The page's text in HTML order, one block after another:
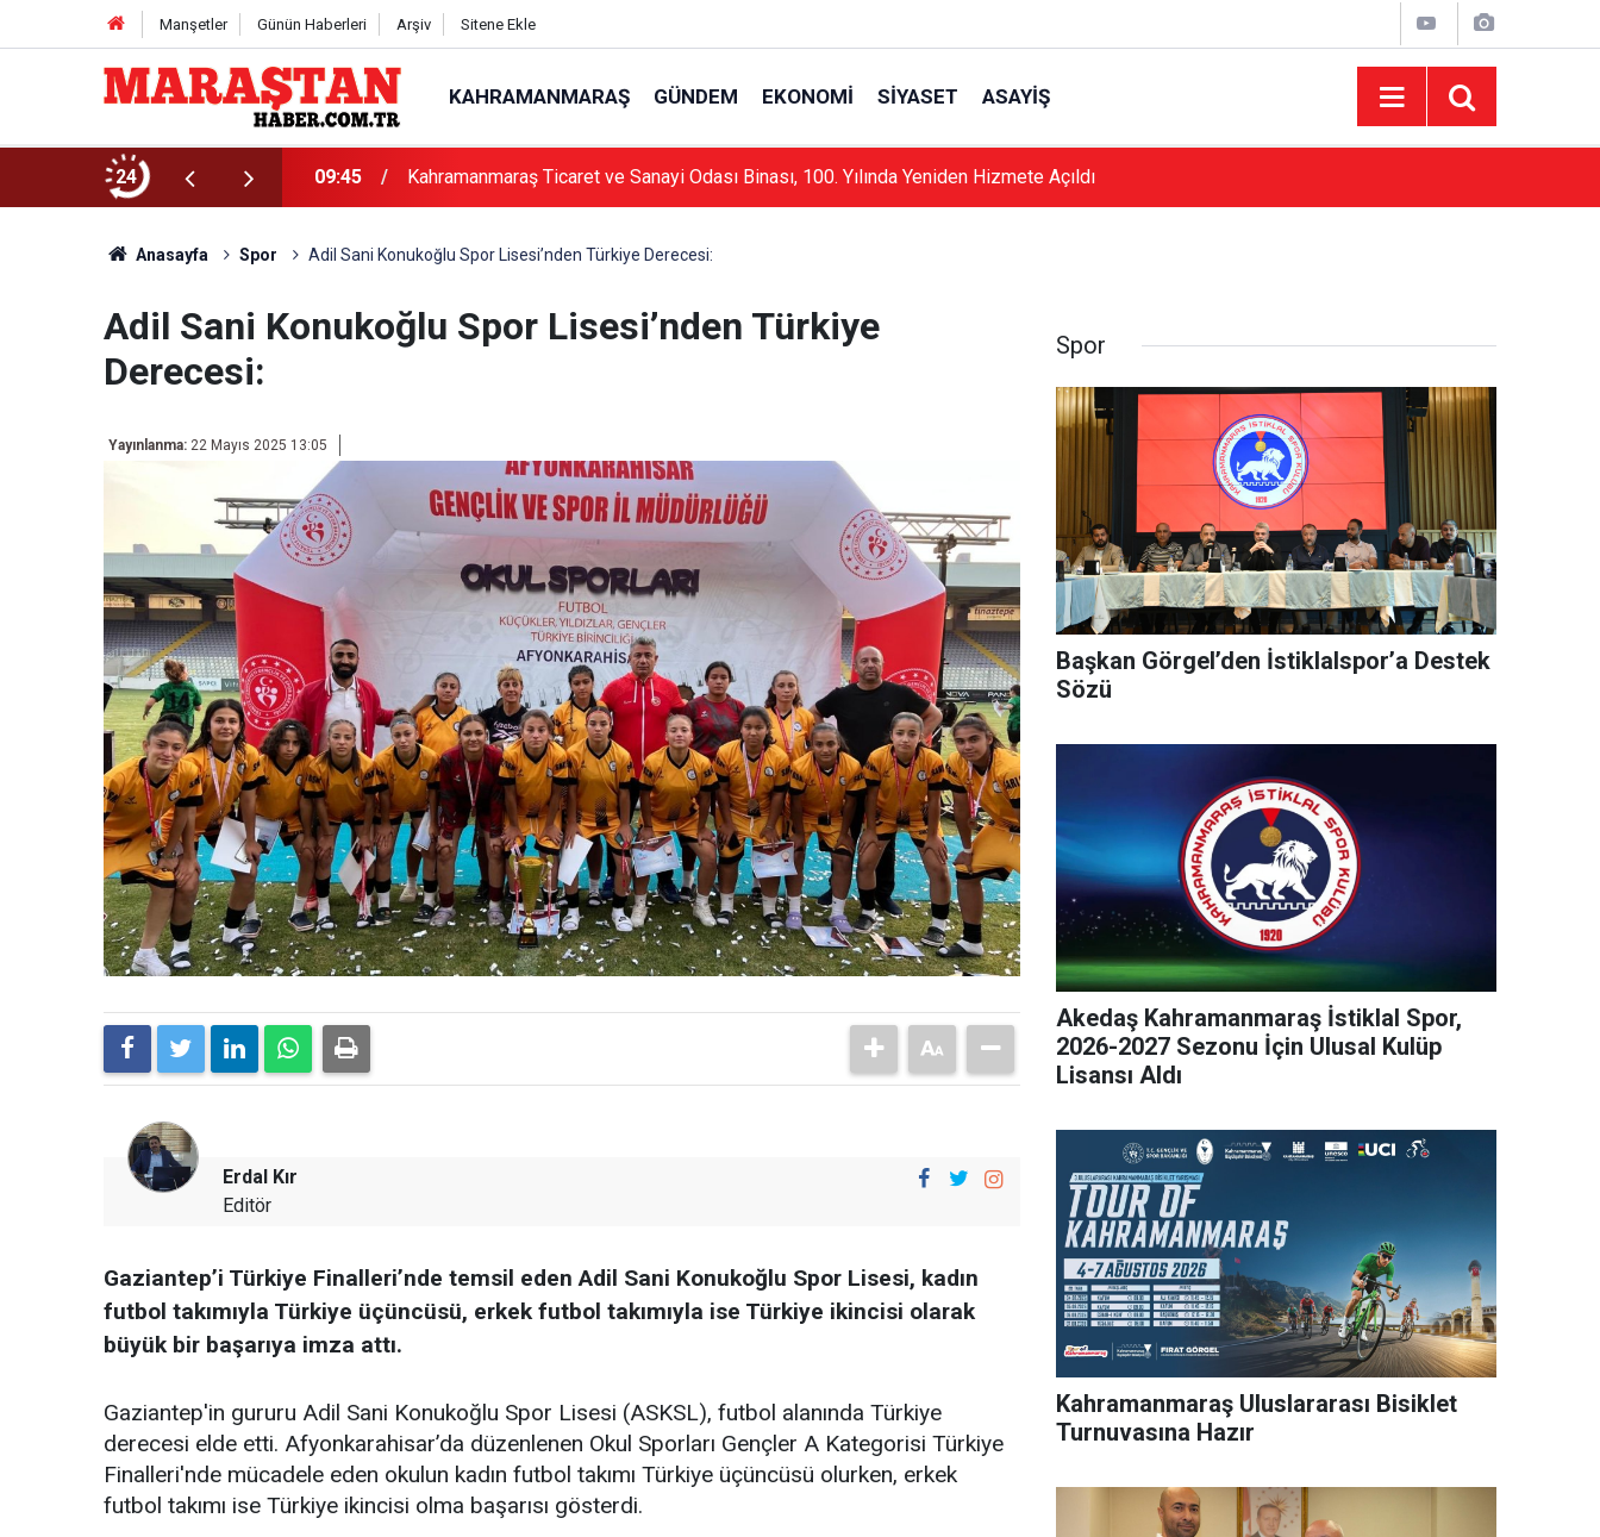
Manşetler Günün Haberleri Arşiv Sitene Ekle
KAHRAMANMARAŞ GÜNDEM EKONOMI SIYASET ASAYIŞ
24 09:45 Kahramanmaraş Ticaret ve Sanayi Odası Binası, 100. Yılında Yeniden Hizmete Açıldı
Anasayfa Spor Adil Sani Konukoğlu Spor Lisesi’nden Türkiye Derecesi:
Adil Sani Konukoğlu Spor Lisesi’nden Türkiye
Derecesi:
Yayınlanma: 22 Mayıs 2025 13:05
Erdal Kır
Editör
Gaziantep’i Türkiye Finalleri’nde temsil eden Adil Sani Konukoğlu Spor Lisesi, kadın
futbol takımıyla Türkiye üçüncüsü, erkek futbol takımıyla ise Türkiye ikincisi olarak
büyük bir başarıya imza attı.
Gaziantep'in gururu Adil Sani Konukoğlu Spor Lisesi (ASKSL), futbol alanında Türkiye
derecesi elde etti. Afyonkarahisar’da düzenlenen Okul Sporları Gençler A Kategorisi Türkiye
Finalleri'nde mücadele eden okulun kadın futbol takımı Türkiye üçüncüsü olurken, erkek
futbol takımı ise Türkiye ikincisi olma başarısı gösterdi.
Spor
Başkan Görgel’den İstiklalspor’a Destek
Sözü
Akedaş Kahramanmaraş İstiklal Spor,
2026-2027 Sezonu İçin Ulusal Kulüp
Lisansı Aldı
Kahramanmaraş Uluslararası Bisiklet
Turnuvasına Hazır